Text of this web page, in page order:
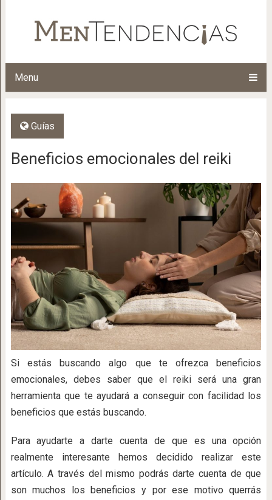
Menu
Guías
Beneficios emocionales del reiki
Si estás buscando algo que te ofrezca beneficios
emocionales, debes saber que el reiki será una gran
herramienta que te ayudará a conseguir con facilidad los
beneficios que estás buscando.
Para ayudarte a darte cuenta de que es una opción
realmente interesante hemos decidido realizar este
artículo. A través del mismo podrás darte cuenta de que
son muchos los beneficios y por ese motivo querrás